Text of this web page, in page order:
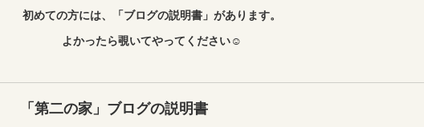
初めての方には、「ブログの説明書」があります。
よかったら覗いてやってください☺︎
「第二の家」ブログの説明書